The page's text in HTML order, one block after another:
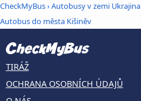
CheckMyBus›Autobusy v zemi Ukrajina
Autobus do města Kišiněv
TIRÁŽ
OCHRANA OSOBNÍCH ÚDAJŮ